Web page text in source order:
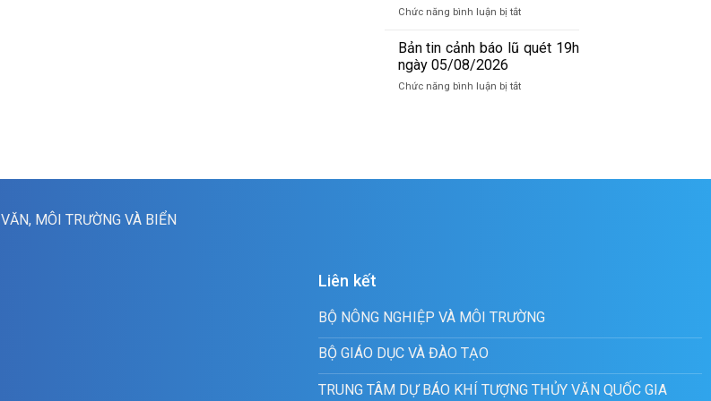
lũ
07h
06/8/2026
Chức năng bình luận bị tắtở
tin
cảnh
lũ
Bản tin cảnh báo lũ quét 19h
ngày 05/08/2026
Chức năng bình luận bị tắtở
quét
MÔI TRƯỜNG VÀ BIỂN
Liên kết
BỘ NÔNG NGHIỆP VÀ MÔI TRƯỜNG
BỘ GIÁO DỤC VÀ ĐÀO TẠO
TRUNG TÂM DỰ BÁO KHÍ TƯỢNG THỦY VĂN QUỐC GIA